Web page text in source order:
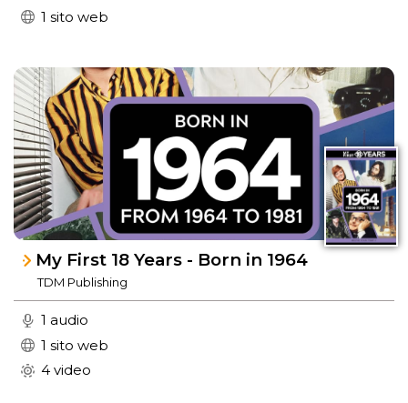
1 sito web
My First 18 Years - Born in 1964
TDM Publishing
1 audio
1 sito web
4 video